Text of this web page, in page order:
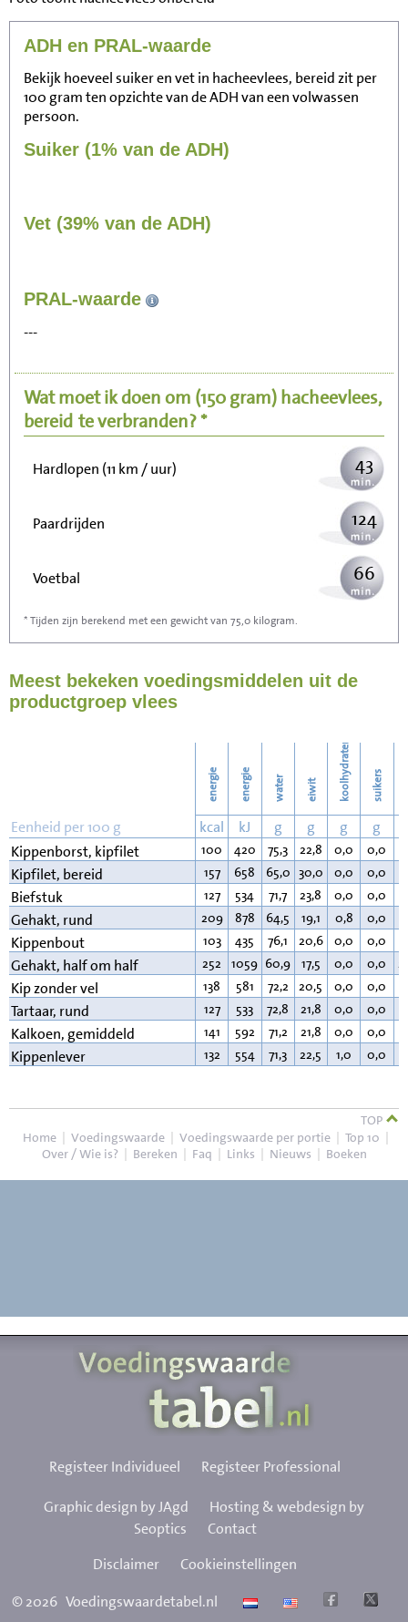
ADH en PRAL-waarde
Bekijk hoeveel suiker en vet in hacheevlees, bereid zit per
100 gram ten opzichte van de ADH van een volwassen
persoon.
Suiker (1% van de ADH)
Vet (39% van de ADH)
PRAL-waarde
---
Wat moet ik doen om (150 gram)hacheevlees,
bereid te verbranden? *
Zitten, tv kijken
Wandelen (5 km/uur) 110
Hardlopen (11 km / uur) 43
Paardrijden 124
Voetbal 66
Stofzuigen
Strijken 215
248
* Tijden zijn berekend met een gewicht van 75,0 kilogram.
Meest bekeken voedingsmiddelen uit de
productgroep vlees
energie energie water eiwit koolhydraten suikers
Eenheid per 100 g kcal kJ g g g g
Kippenborst, kipfilet
100 420 75,3 22,8 0,0 0,0
Kipfilet, bereid 157 658 65,0 30,0 0,0 0,0
Biefstuk 127 534 71,7 23,8 0,0 0,0
Gehakt, rund 209 878 64,5 19,1 0,8 0,0
Kippenbout 103 435 76,1 20,6 0,0 0,0
Gehakt, half om half 252 1059 60,9 17,5 0,0 0,0
Kip zonder vel 138 581 72,2 20,5 0,0 0,0
Tartaar, rund 127 533 72,8 21,8 0,0 0,0
Kalkoen, gemiddeld 141 592 71,2 21,8 0,0 0,0
Kippenlever 132 554 71,3 22,5 1,0 0,0
TOP
Home | Voedingswaarde | Voedingswaarde per portie | Top 10 |
Over / Wie is? | Bereken | Faq | Links | Nieuws | Boeken
Registeer Individueel Registeer Professional
Graphic design by JAgd
Hosting & webdesign by
Seoptics
Contact
Disclaimer
Cookieinstellingen
©2026 Voedingswaardetabel.nl